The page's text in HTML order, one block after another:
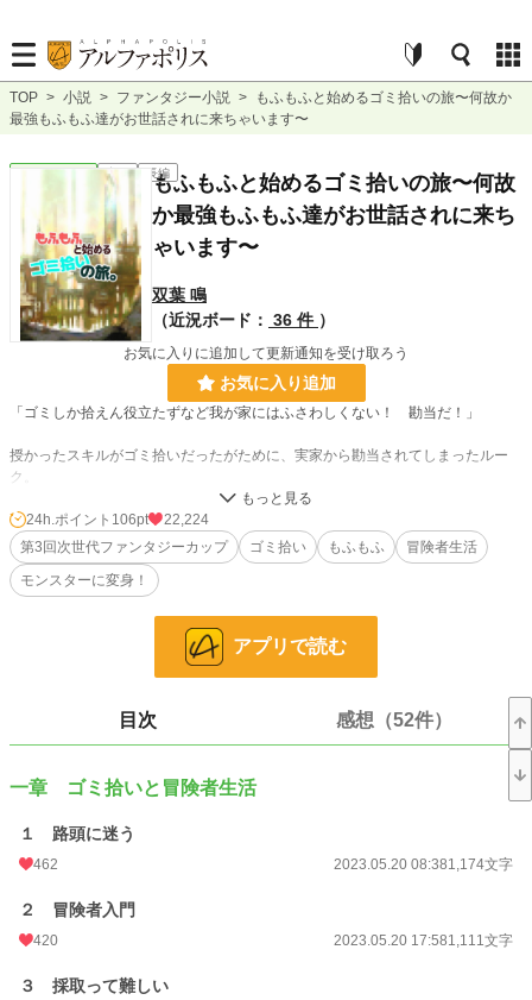
TOP > 小説 > ファンタジー小説 >
もふもふと始めるゴミ拾いの旅〜何故か
最強もふもふ達がお世話されに来ちゃいます〜
ファンタジー 完結 長編
もふもふと始めるゴミ拾いの旅〜何故
か最強もふもふ達がお世話されに来ち
ゃいます〜
双葉 鳴
（近況ボード： 36 件 ）
お気に入りに追加して更新通知を受け取ろう
お気に入り追加
「ゴミしか拾えん役立たずなど我が家にはふさわしくない！ 勘当だ！」
授かったスキルがゴミ拾いだったがために、実家から勘当されてしまったルー
ク。
途方に暮れた時、声をかけてくれたのはひと足先に冒険者になって実家に仕送り
していた長兄アスターだった。
ルークはアスターのパーティで世話になりながら自分のスキルに何ができるか少
駆け出し冒険者として少しづつ認められていくルーク。
しかしクエストの帰り、討伐対象のハンターラビットとボアが縄張り争いをして
毛色の違うハンターラビットに自分を重ねるルークだったが、兄アスターから引
翌朝死体が運び込まれ、素材が剥ぎ取られるハンターラビット。
魂を拾ってしまい……変身できるようになってしまった！
を求める声を聞いてしまったルークは、その子を助け出す為兄の言いつけを破っ
この日よりルークは人間とモンスターの二足の草鞋を履く生活を送ることになっ
24h.ポイント 106pt
22,224
第3回次世代ファンタジーカップ
ゴミ拾い もふもふ
冒険者生活
モンスターに変身！
アプリで読む
目次 感想（52件）
一章 ゴミ拾いと冒険者生活
１ 路頭に迷う
462 2023.05.20 08:381,174文字
２ 冒険者入門
420 2023.05.20 17:581,111文字
３ 採取って難しい